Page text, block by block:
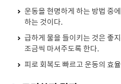
운동을 현명하게 하는 방법 중
하는 것이다.
급하게 물을 들이키는 것은 좋
조금씩 마셔주도록 한다.
피로 회복도 빠르고 운동의 효